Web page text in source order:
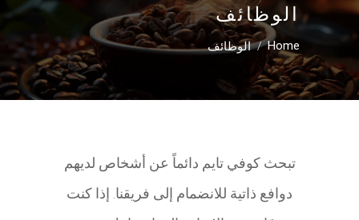
الوظائف
Home
/الوظائف
تبحث كوفي تايم دائماً عن أشخاص لديهم
دوافع ذاتية للانضمام إلى فريقنا. إذا كنت